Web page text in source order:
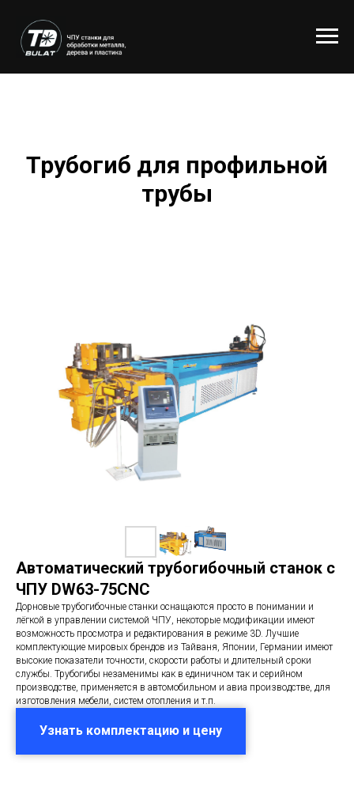
Трубогиб для профильной
трубы
Автоматический трубогибочный станок с
ЧПУ DW63-75CNC
Дорновые трубогибочные станки оснащаются просто в понимании и
лёгкой в управлении системой ЧПУ, некоторые модификации имеют
возможность просмотра и редактирования в режиме 3D. Лучшие
комплектующие мировых брендов из Тайваня, Японии, Германии имеют
высокие показатели точности, скорости работы и длительный сроки
службы. Трубогибы незаменимы как в единичном так и серийном
производстве, применяется в автомобильном и авиа производстве, для
изготовления мебели, систем отопления и т.п.
Узнать комплектацию и цену